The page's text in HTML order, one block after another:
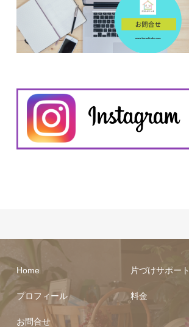
Home
プロフィール
お問合せ
片づけサポート
料金